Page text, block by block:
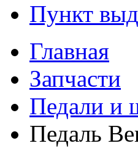
Пункт
Главная
Запчасти
Педали и
Педаль